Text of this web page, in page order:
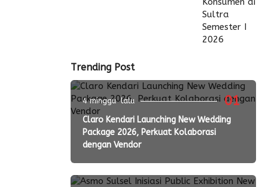
Trending Post
01
4 minggu lalu
Claro Kendari Launching New Wedding
Package 2026, Perkuat Kolaborasi
dengan Vendor